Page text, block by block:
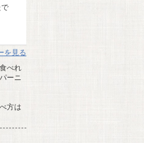
を見る
べれ
ーニ
方は